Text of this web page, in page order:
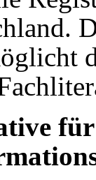
für